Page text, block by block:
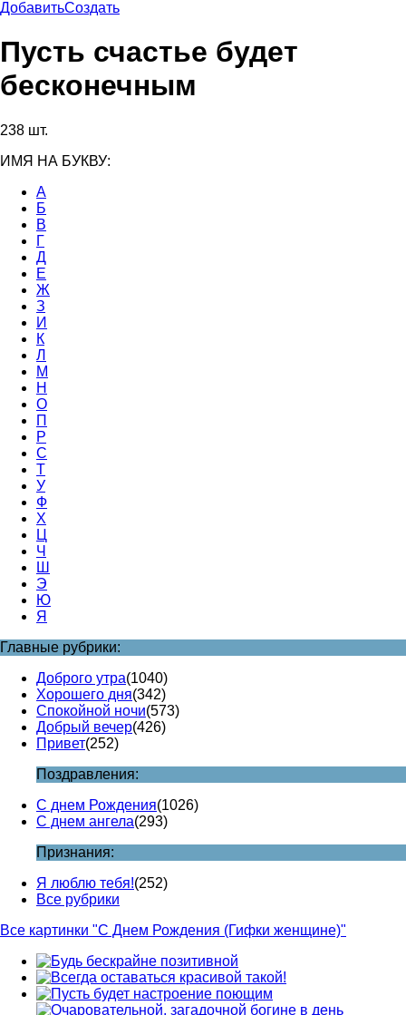
ДобавитьСоздать
Пусть счастье будет
бесконечным
238 шт.
ИМЯ НА БУКВУ:
А
Б
В
Г
Д
Е
Ж
З
И
К
Л
М
Н
О
П
Р
С
Т
У
Ф
Х
Ц
Ч
Ш
Э
Ю
Я
Главные рубрики:
Доброго утра(1040)
Хорошего дня(342)
Спокойной ночи(573)
Добрый вечер(426)
Привет(252)
Поздравления:
С днем Рождения(1026)
С днем ангела(293)
Признания:
Я люблю тебя!(252)
Все рубрики
Все картинки "С Днем Рождения (Гифки женщине)"